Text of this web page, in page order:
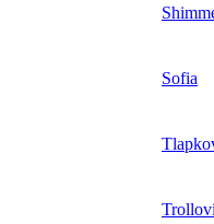
Sofia